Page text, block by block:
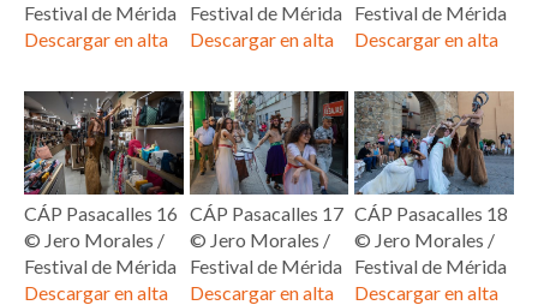
Festival de Mérida
Descargar en alta
Festival de Mérida
Descargar en alta
Festival de Mérida
Descargar en alta
CÁP Pasacalles 16
© Jero Morales /
Festival de Mérida
Descargar en alta
CÁP Pasacalles 17
© Jero Morales /
Festival de Mérida
Descargar en alta
CÁP Pasacalles 18
© Jero Morales /
Festival de Mérida
Descargar en alta